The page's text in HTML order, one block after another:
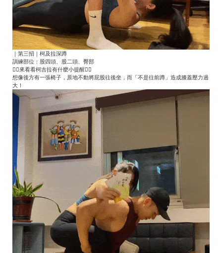
｜第三招｜柯及拉深蹲
訓練部位：股四頭、股二頭、臀部
👇🏻來看看柯吉拉有什麼小提醒👇🏻
想像後方有一張椅子，原地不動將屁股往後坐，而「不是往前蹲」造成膝蓋壓力過
大！